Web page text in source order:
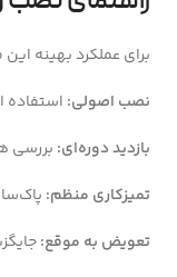
برای عملکرد بهینه
نصب اصولی:
بازدید دوره‌ای: بررسی هر ۱۰،۰۰۰
تمیزکاری منظم:
تعویض به موقع: